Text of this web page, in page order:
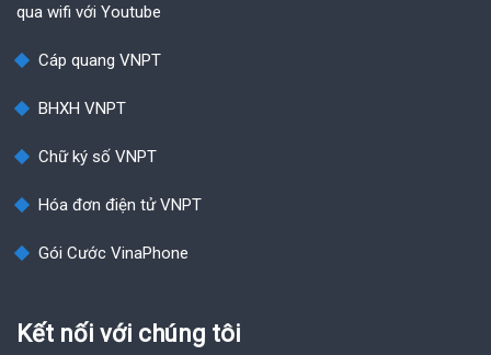
qua wifi với Youtube
Cáp quang VNPT
BHXH VNPT
Chữ ký số VNPT
Hóa đơn điện tử VNPT
Gói Cước VinaPhone
Kết nối với chúng tôi